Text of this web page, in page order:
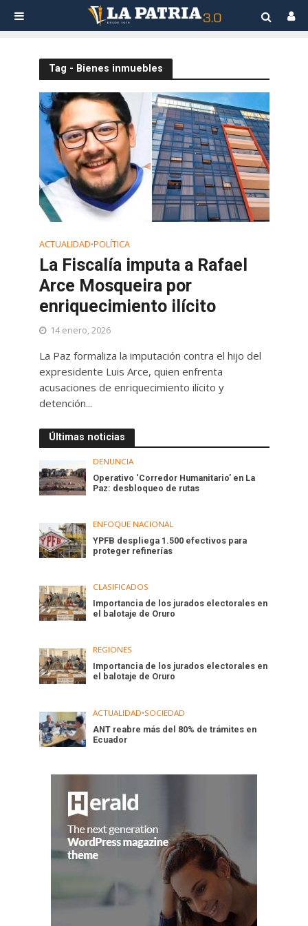
Tag - Bienes inmuebles
ACTUALIDAD•POLÍTICA
La Fiscalía imputa a Rafael
Arce Mosqueira por
enriquecimiento ilícito
14 enero, 2026
La Paz formaliza la imputación contra el hijo del
expresidente Luis Arce, quien enfrenta
acusaciones de enriquecimiento ilícito y
detención...
Últimas noticias
DENUNCIA
Operativo ‘Corredor Humanitario’ en La
Paz: desbloqueo de rutas
ENFOQUE NACIONAL
YPFB despliega 1.500 efectivos para
proteger refinerías
CLASIFICADOS
Importancia de los jurados electorales en
el balotaje de Oruro
REGIONES
Importancia de los jurados electorales en
el balotaje de Oruro
ACTUALIDAD•SOCIEDAD
ANT reabre más del 80% de trámites en
Ecuador